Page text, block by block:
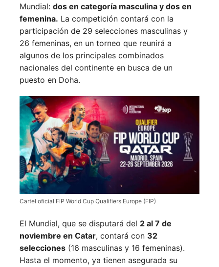
Mundial: dos en categoría masculina y dos en
femenina. La competición contará con la
participación de 29 selecciones masculinas y
26 femeninas, en un torneo que reunirá a
algunos de los principales combinados
nacionales del continente en busca de un
puesto en Doha.
Cartel oficial FIP World Cup Qualifiers Europe (FIP)
El Mundial, que se disputará del 2 al 7 de
noviembre en Catar, contará con 32
selecciones (16 masculinas y 16 femeninas).
Hasta el momento, ya tienen asegurada su